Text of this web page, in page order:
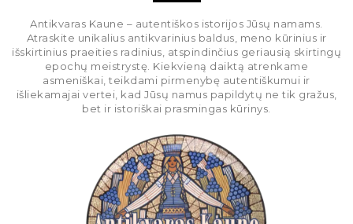
Antikvaras Kaune – autentiškos istorijos Jūsų namams.
Atraskite unikalius antikvarinius baldus, meno kūrinius ir
išskirtinius praeities radinius, atspindinčius geriausią skirtingų
epochų meistrystę. Kiekvieną daiktą atrenkame
asmeniškai, teikdami pirmenybę autentiškumui ir
išliekamajai vertei, kad Jūsų namus papildytų ne tik gražus,
bet ir istoriškai prasmingas kūrinys.